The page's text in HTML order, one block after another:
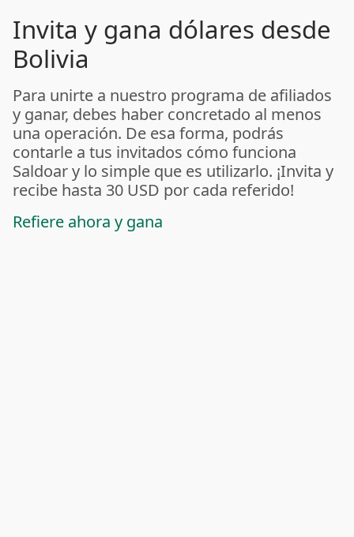
Invita y gana dólares desde
Bolivia
Para unirte a nuestro programa de afiliados
y ganar, debes haber concretado al menos
una operación. De esa forma, podrás
contarle a tus invitados cómo funciona
Saldoar y lo simple que es utilizarlo. ¡Invita y
recibe hasta 30 USD por cada referido!
Refiere ahora y gana